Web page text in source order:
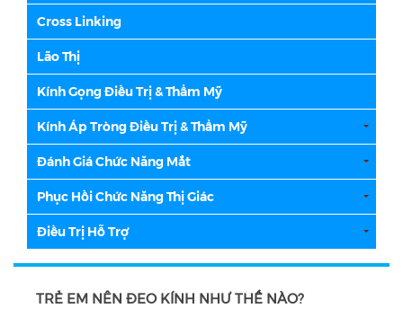
Cross Linking
Lão Thị
Kính Gọng Điều Trị & Thẩm Mỹ
Kính Áp Tròng Điều Trị & Thẩm Mỹ
Đánh Giá Chức Năng Mắt
Phục Hồi Chức Năng Thị Giác
Điều Trị Hỗ Trợ
TRẺ EM NÊN ĐEO KÍNH NHƯ THẾ NÀO?